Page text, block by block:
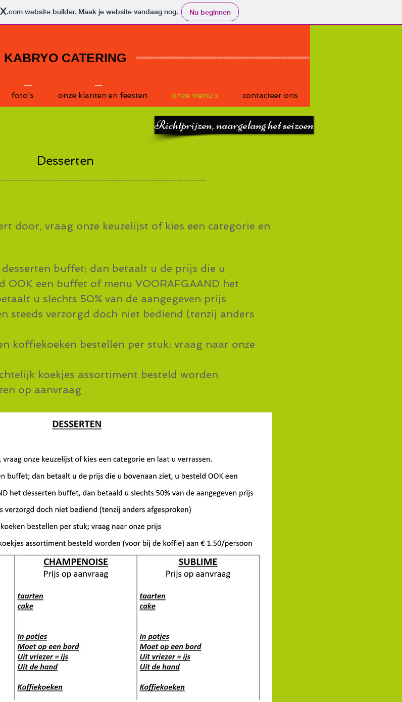
.com website builder. Maak je website vandaag nog. Nu beginnen
KABRYO CATERING
foto's onze klanten en feesten onze menu's contacteer ons
Richtprijzen, naargelang het seizoen
Desserten
door, vraag onze keuzelijst of kies een categorie en
buffet; dan betaalt u de prijs die u
OOK een buffet of menu VOORAFGAAND het
u slechts 50% van de aangegeven prijs
steeds verzorgd doch niet bediend (tenzij anders
koffiekoeken bestellen per stuk; vraag naar onze
koekjes assortiment besteld worden
op aanvraag